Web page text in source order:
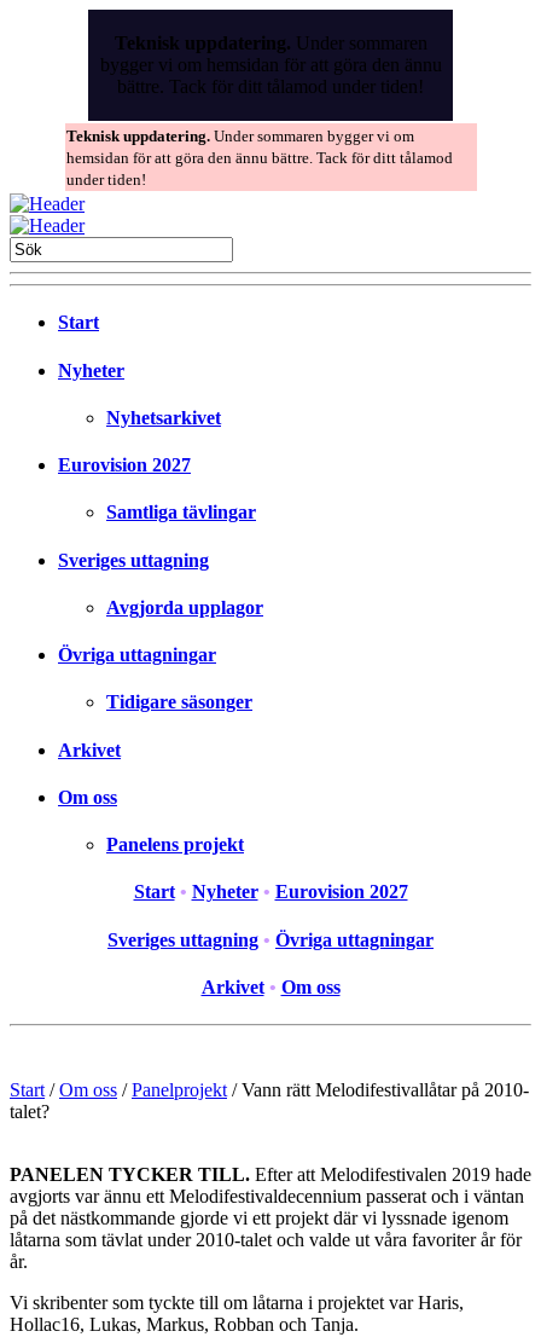
Teknisk uppdatering. Under sommaren
bygger vi om hemsidan för att göra den ännu
bättre. Tack för ditt tålamod under tiden!
Teknisk uppdatering. Under sommaren bygger vi om
hemsidan för att göra den ännu bättre. Tack för ditt tålamod
under tiden!
Start
Nyheter
Nyhetsarkivet
Eurovision 2027
Samtliga tävlingar
Sveriges uttagning
Avgjorda upplagor
Övriga uttagningar
Tidigare säsonger
Arkivet
Om oss
Panelens projekt
Start • Nyheter • Eurovision 2027
Sveriges uttagning • Övriga uttagningar
Arkivet • Om oss
Start / Om oss / Panelprojekt / Vann rätt Melodifestivallåtar på 2010-
talet?
PANELEN TYCKER TILL. Efter att Melodifestivalen 2019 hade
avgjorts var ännu ett Melodifestivaldecennium passerat och i väntan
på det nästkommande gjorde vi ett projekt där vi lyssnade igenom
låtarna som tävlat under 2010-talet och valde ut våra favoriter år för
år.
Vi skribenter som tyckte till om låtarna i projektet var Haris,
Hollac16, Lukas, Markus, Robban och Tanja.